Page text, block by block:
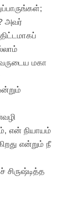
அவர்
மகா
என் நியாயம்
என்றும் நீ